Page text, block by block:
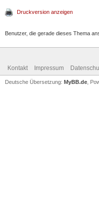
Druckversion anzeigen
Benutzer, die gerade dieses Thema
Kontakt Impressum
Deutsche Übersetzung: MyBB.de ,